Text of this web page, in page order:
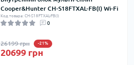
Cooper&Hunter CH-S18FTXAL-FB(I) Wi-Fi
Код товара: CH-S18FTXAL-FB(I)
0
26199 грн -21%
20699 грн